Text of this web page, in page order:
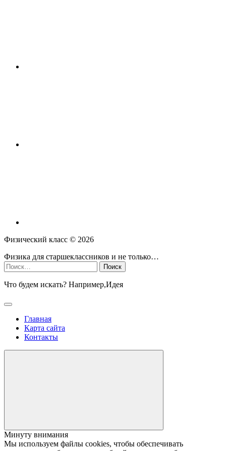
Физический класс © 2026
Физика для старшеклассников и не только…
Найти:
Что будем искать? Например,Идея
Главная
Карта сайта
Контакты
Минуту внимания
Мы используем файлы cookies, чтобы обеспечивать